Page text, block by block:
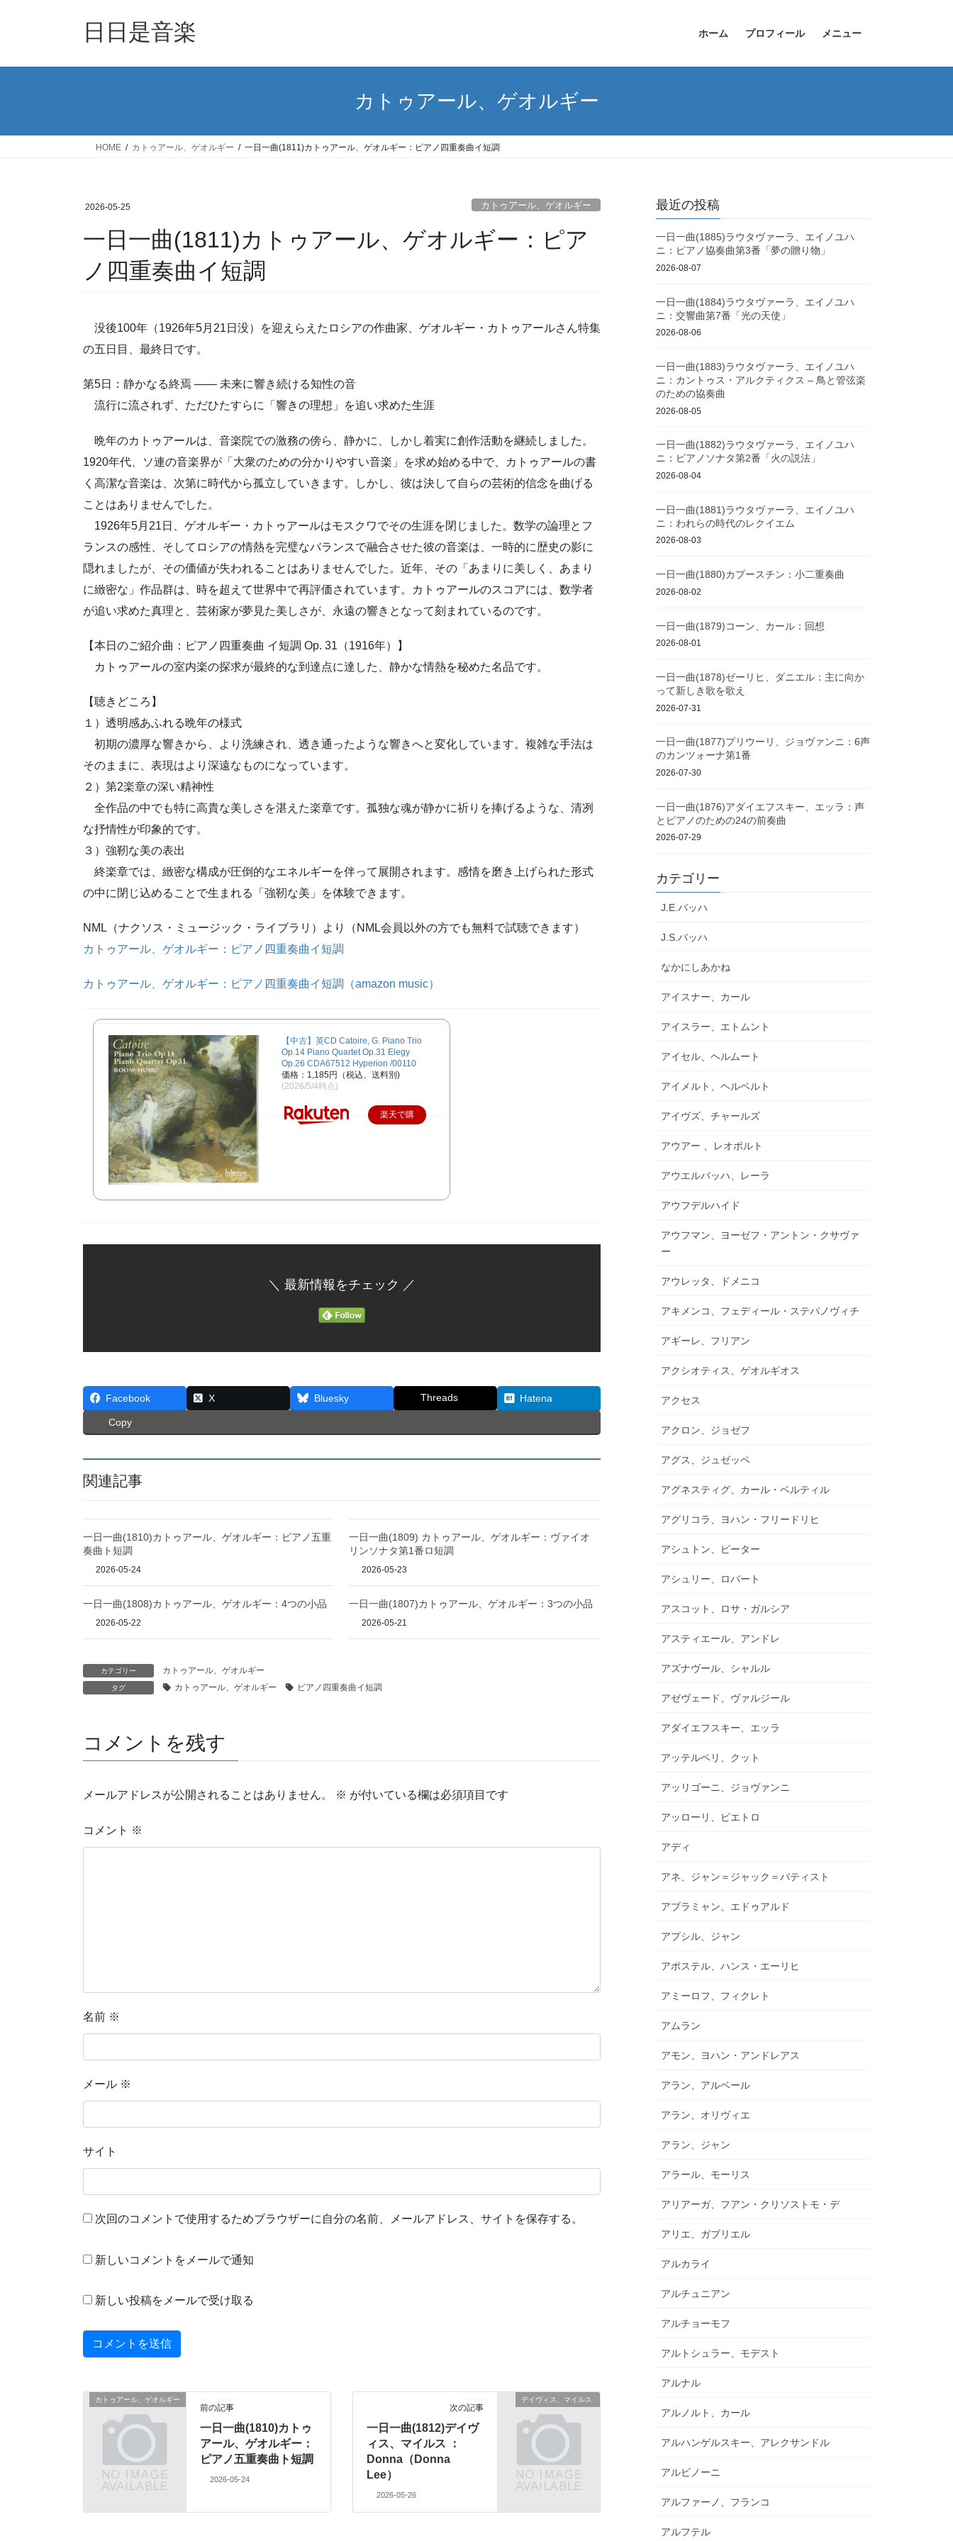
日日是音楽 ホーム プロフィール メニュー
カトゥアール、ゲオルギー
HOME カトゥアール、ゲオルギー 一日一曲(1811)カトゥアール、ゲオルギー：ピアノ四重奏曲イ短調
2026-05-25 カトゥアール、ゲオルギー
一日一曲(1811)カトゥアール、ゲオルギー：ピア
ノ四重奏曲イ短調
没後100年（1926年5月21日没）を迎えらえたロシアの作曲家、ゲオルギー・カトゥアールさん特集
の五日目、最終日です。
第5日：静かなる終焉 —— 未来に響き続ける知性の音
流行に流されず、ただひたすらに「響きの理想」を追い求めた生涯
晩年のカトゥアールは、音楽院での激務の傍ら、静かに、しかし着実に創作活動を継続しました。
1920年代、ソ連の音楽界が「大衆のための分かりやすい音楽」を求め始める中で、カトゥアールの書
く高潔な音楽は、次第に時代から孤立していきます。しかし、彼は決して自らの芸術的信念を曲げる
ことはありませんでした。
1926年5月21日、ゲオルギー・カトゥアールはモスクワでその生涯を閉じました。数学の論理とフ
ランスの感性、そしてロシアの情熱を完璧なバランスで融合させた彼の音楽は、一時的に歴史の影に
隠れましたが、その価値が失われることはありませんでした。近年、その「あまりに美しく、あまり
に緻密な」作品群は、時を超えて世界中で再評価されています。カトゥアールのスコアには、数学者
が追い求めた真理と、芸術家が夢見た美しさが、永遠の響きとなって刻まれているのです。
【本日のご紹介曲：ピアノ四重奏曲 イ短調 Op. 31（1916年）】
カトゥアールの室内楽の探求が最終的な到達点に達した、静かな情熱を秘めた名品です。
【聴きどころ】
１）透明感あふれる晩年の様式
初期の濃厚な響きから、より洗練され、透き通ったような響きへと変化しています。複雑な手法は
そのままに、表現はより深遠なものになっています。
２）第2楽章の深い精神性
全作品の中でも特に高貴な美しさを湛えた楽章です。孤独な魂が静かに祈りを捧げるような、清冽
な抒情性が印象的です。
３）強靭な美の表出
終楽章では、緻密な構成が圧倒的なエネルギーを伴って展開されます。感情を磨き上げられた形式
の中に閉じ込めることで生まれる「強靭な美」を体験できます。
NML（ナクソス・ミュージック・ライブラリ）より（NML会員以外の方でも無料で試聴できます）
カトゥアール、ゲオルギー：ピアノ四重奏曲イ短調
カトゥアール、ゲオルギー：ピアノ四重奏曲イ短調（amazon music）
【中古】英CD Catoire, G. Piano Trio
Op.14 Piano Quartet Op.31 Elegy
Op.26 CDA67512 Hyperion /00110
価格：1,185円（税込、送料別)
(2026/5/4時点)
楽天で購
＼ 最新情報をチェック ／
Facebook X Bluesky Threads Hatena
Copy
関連記事
一日一曲(1810)カトゥアール、ゲオルギー：ピアノ五重
奏曲ト短調
2026-05-24
一日一曲(1809) カトゥアール、ゲオルギー：ヴァイオ
リンソナタ第1番ロ短調
2026-05-23
一日一曲(1808)カトゥアール、ゲオルギー：4つの小品
2026-05-22
一日一曲(1807)カトゥアール、ゲオルギー：3つの小品
2026-05-21
カテゴリー カトゥアール、ゲオルギー
タグ カトゥアール、ゲオルギー ピアノ四重奏曲イ短調
コメントを残す
メールアドレスが公開されることはありません。 ※ が付いている欄は必須項目です
コメント ※
名前 ※
メール ※
サイト
次回のコメントで使用するためブラウザーに自分の名前、メールアドレス、サイトを保存する。
新しいコメントをメールで通知
新しい投稿をメールで受け取る
カトゥアール、ゲオルギー
前の記事
一日一曲(1810)カトゥ
アール、ゲオルギー：
ピアノ五重奏曲ト短調
2026-05-24
デイヴィス、マイルス
次の記事
一日一曲(1812)デイヴ
ィス、マイルス ：
Donna（Donna
Lee）
2026-05-26
最近の投稿
一日一曲(1885)ラウタヴァーラ、エイノユハ
ニ：ピアノ協奏曲第3番「夢の贈り物」
2026-08-07
一日一曲(1884)ラウタヴァーラ、エイノユハ
ニ：交響曲第7番「光の天使」
2026-08-06
一日一曲(1883)ラウタヴァーラ、エイノユハ
ニ：カントゥス・アルクティクス – 鳥と管弦楽
のための協奏曲
2026-08-05
一日一曲(1882)ラウタヴァーラ、エイノユハ
ニ：ピアノソナタ第2番「火の説法」
2026-08-04
一日一曲(1881)ラウタヴァーラ、エイノユハ
ニ：われらの時代のレクイエム
2026-08-03
一日一曲(1880)カプースチン：小二重奏曲
2026-08-02
一日一曲(1879)コーン、カール：回想
2026-08-01
一日一曲(1878)ゼーリヒ、ダニエル：主に向か
って新しき歌を歌え
2026-07-31
一日一曲(1877)プリウーリ、ジョヴァンニ：6声
のカンツォーナ第1番
2026-07-30
一日一曲(1876)アダイエフスキー、エッラ：声
とピアノのための24の前奏曲
2026-07-29
カテゴリー
J.E.バッハ
J.S.バッハ
なかにしあかね
アイスナー、カール
アイスラー、エトムント
アイセル、ヘルムート
アイメルト、ヘルベルト
アイヴズ、チャールズ
アウアー 、レオポルト
アウエルバッハ、レーラ
アウフデルハイド
アウフマン、ヨーゼフ・アントン・クサヴァ
ー
アウレッタ、ドメニコ
アキメンコ、フェディール・ステパノヴィチ
アギーレ、フリアン
アクシオティス、ゲオルギオス
アクセス
アクロン、ジョゼフ
アグス、ジュゼッペ
アグネスティグ、カール・ベルティル
アグリコラ、ヨハン・フリードリヒ
アシュトン、ピーター
アシュリー、ロバート
アスコット、ロサ・ガルシア
アスティエール、アンドレ
アズナヴール、シャルル
アゼヴェード、ヴァルジール
アダイエフスキー、エッラ
アッテルベリ、クット
アッリゴーニ、ジョヴァンニ
アッローリ、ピエトロ
アディ
アネ、ジャン＝ジャック＝バティスト
アブラミャン、エドゥアルド
アプシル、ジャン
アポステル、ハンス・エーリヒ
アミーロフ、フィクレト
アムラン
アモン、ヨハン・アンドレアス
アラン、アルベール
アラン、オリヴィエ
アラン、ジャン
アラール、モーリス
アリアーガ、フアン・クリソストモ・デ
アリエ、ガブリエル
アルカライ
アルチュニアン
アルチョーモフ
アルトシュラー、モデスト
アルナル
アルノルト、カール
アルハンゲルスキー、アレクサンドル
アルビノーニ
アルファーノ、フランコ
アルフテル